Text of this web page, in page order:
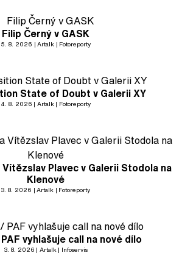
Filip Černý v GASK
5. 8. 2026 Artalk Fotoreporty
State of Doubt v Galerii XY
4. 8. 2026 Artalk Fotoreporty
Plavec v Galerii Stodola na
Klenové
3. 8. 2026 Artalk Fotoreporty
vyhlašuje call na nové dílo
3. 8. 2026 Artalk Infoservis